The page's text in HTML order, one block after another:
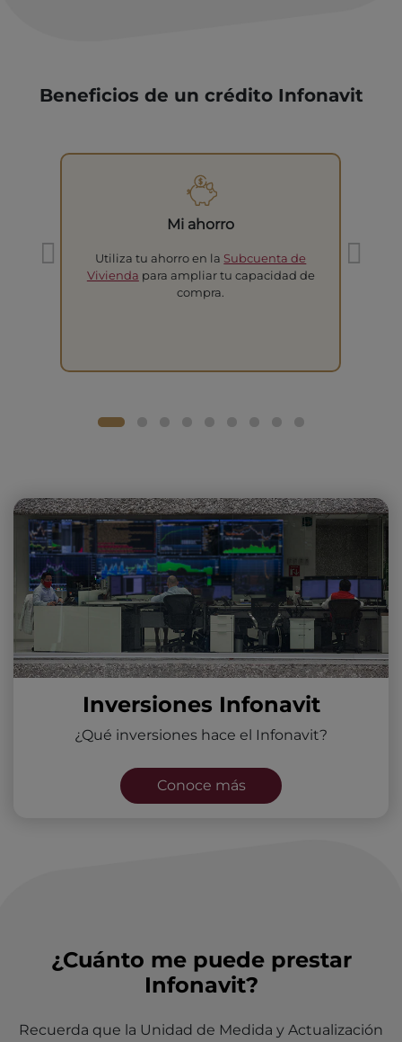
Beneficios de un crédito Infonavit
Mi ahorro
Utiliza tu ahorro en la Subcuenta de
Vivienda para ampliar tu capacidad de
compra.
Inversiones Infonavit
¿Qué inversiones hace el Infonavit?
Conoce más
¿Cuánto me puede prestar
Infonavit?
Recuerda que la Unidad de Medida y Actualización